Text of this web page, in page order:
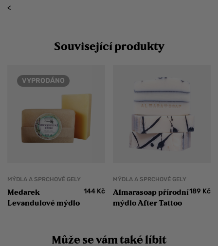
<
Související produkty
VYPRODÁNO
MÝDLA A SPRCHOVÉ GELY
Medarek
Levandulové mýdlo
144 Kč
MÝDLA A SPRCHOVÉ GELY
Almarasoap přírodní
mýdlo After Tattoo
189 Kč
Může se vám také líbit